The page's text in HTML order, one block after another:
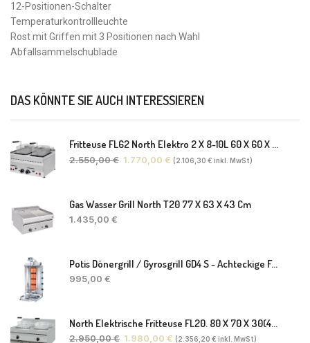
12-Positionen-Schalter
Temperaturkontrollleuchte
Rost mit Griffen mit 3 Positionen nach Wahl
Abfallsammelschublade
DAS KÖNNTE SIE AUCH INTERESSIEREN
Fritteuse FL62 North Elektro 2 X 8-10L 60 X 60 X 30(38) Cm
2.550,00€ 1.770,00 € (2.106,30 € inkl. MwSt)
Gas Wasser Grill North T20 77 X 63 X 43 Cm
1.435,00 €
Potis Dönergrill / Gyrosgrill GD4 S - Achteckige Fettwanne-Ohne Schaufel
995,00 €
North Elektrische Fritteuse FL20. 80 X 70 X 30(46) Cm
2.950,00€ 1.980,00 € (2.356,20 € inkl. MwSt)